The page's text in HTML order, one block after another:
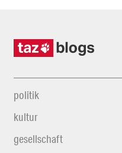
politik
kultur
gesellschaft